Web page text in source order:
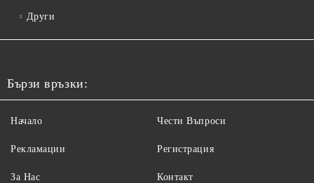
Други
Бързи връзки:
Начало
Рекламации
За Нас
Чести Въпроси
Регистрация
Контакт